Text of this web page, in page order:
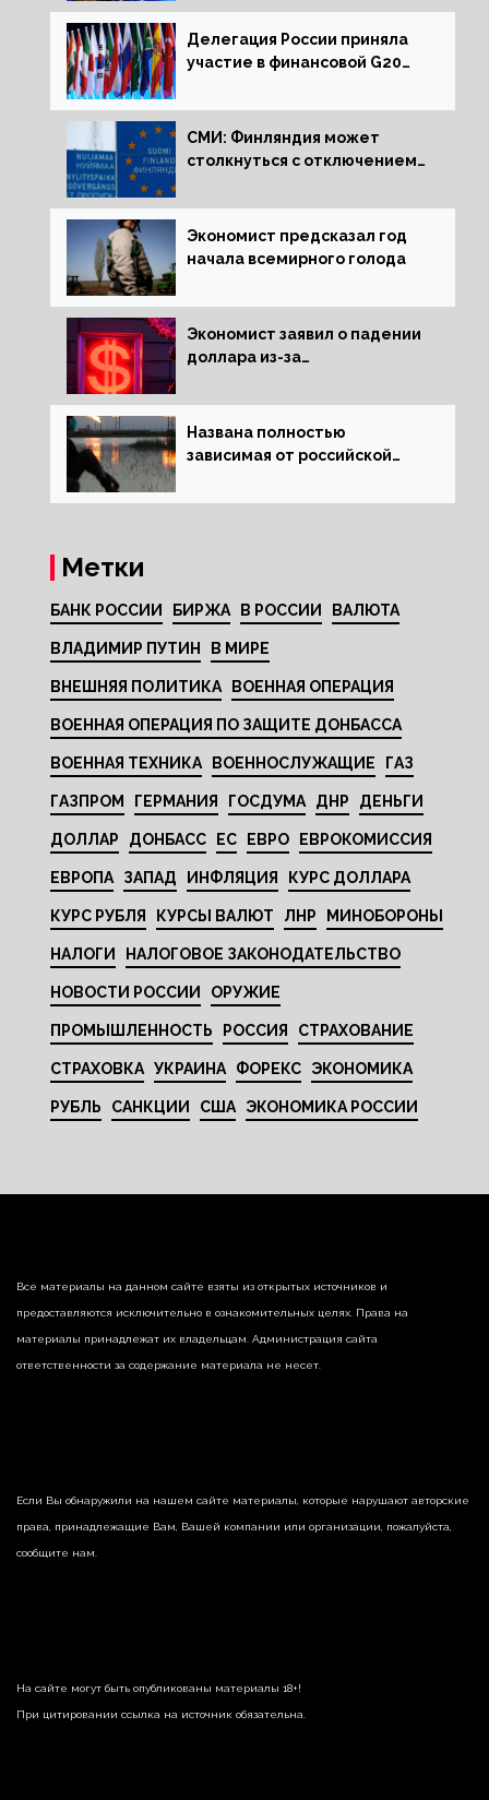
активов
Делегация России приняла
участие в финансовой G20
СМИ: Финляндия может
столкнуться с отключением
Экономист предсказал год
начала всемирного голода
Экономист заявил о падении
доллара из-за
Названа полностью
зависимая от российской
Метки
БАНК РОССИИ БИРЖА В РОССИИ ВАЛЮТА
ВЛАДИМИР ПУТИН В МИРЕ
ВНЕШНЯЯ ПОЛИТИКА ВОЕННАЯ ОПЕРАЦИЯ
ВОЕННАЯ ОПЕРАЦИЯ ПО ЗАЩИТЕ ДОНБАССА
ВОЕННАЯ ТЕХНИКА ВОЕННОСЛУЖАЩИЕ ГАЗ
ГАЗПРОМ ГЕРМАНИЯ ГОСДУМА ДНР ДЕНЬГИ
ДОЛЛАР ДОНБАСС ЕС ЕВРО ЕВРОКОМИССИЯ
ЕВРОПА ЗАПАД ИНФЛЯЦИЯ КУРС ДОЛЛАРА
КУРС РУБЛЯ КУРСЫ ВАЛЮТ ЛНР МИНОБОРОНЫ
НАЛОГИ НАЛОГОВОЕ ЗАКОНОДАТЕЛЬСТВО
НОВОСТИ РОССИИ ОРУЖИЕ
ПРОМЫШЛЕННОСТЬ РОССИЯ СТРАХОВАНИЕ
СТРАХОВКА УКРАИНА ФОРЕКС ЭКОНОМИКА
РУБЛЬ САНКЦИИ США ЭКОНОМИКА РОССИИ
Все материалы на данном сайте взяты из открытых источников и
предоставляются исключительно в ознакомительных целях. Права на
материалы принадлежат их владельцам. Администрация сайта
ответственности за содержание материала не несет.
Если Вы обнаружили на нашем сайте материалы, которые нарушают авторские
права, принадлежащие Вам, Вашей компании или организации, пожалуйста,
сообщите нам.
На сайте могут быть опубликованы материалы 18+!
При цитировании ссылка на источник обязательна.